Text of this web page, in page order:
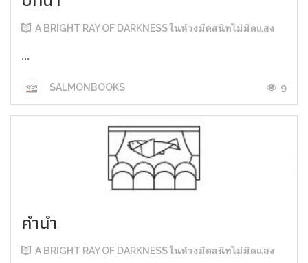
A BRIGHT RAY OF DARKNESS ในห้วงมืดสนิทไม่มิดแสง
...
SALMONBOOKS 9
คำนำ
A BRIGHT RAY OF DARKNESS ในห้วงมืดสนิทไม่มิดแสง